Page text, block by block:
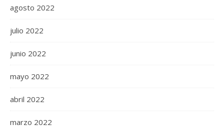
agosto 2022
julio 2022
junio 2022
mayo 2022
abril 2022
marzo 2022